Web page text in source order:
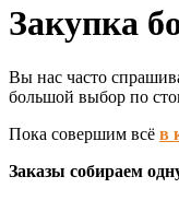
Закупка
Вы нас часто
большой выбор по
Пока совершим всё в
Заказы собираем